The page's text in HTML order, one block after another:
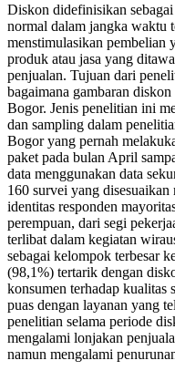
Diskon didefinisikan
normal dalam jangka waktu
menstimulasikan pembelian
produk atau jasa yang
penjualan. Tujuan dari
bagaimana gambaran
Bogor. Jenis penelitian ini
dan sampling dalam
Bogor yang pernah
paket pada bulan April
data menggunakan data
160 survei yang
identitas responden
perempuan, dari segi
terlibat dalam kegiatan
sebagai kelompok terbesar
(98,1%) tertarik dengan
konsumen terhadap kualitas
puas dengan layanan yang
penelitian selama periode
mengalami lonjakan
namun mengalami